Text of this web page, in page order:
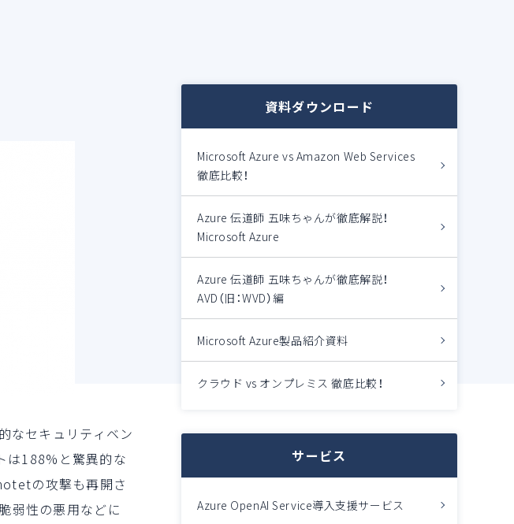
なセキュリティベン
は188%と驚異的な
の攻撃も再開さ
弱性の悪用などに
資料ダウンロード
Microsoft Azure vs Amazon Web Services
徹底比較！
Azure 伝道師 五味ちゃんが徹底解説！
Microsoft Azure
Azure 伝道師 五味ちゃんが徹底解説！
AVD（旧：WVD）編
Microsoft Azure製品紹介資料
クラウド vs オンプレミス 徹底比較！
サービス
Azure OpenAI Service導入支援サービス